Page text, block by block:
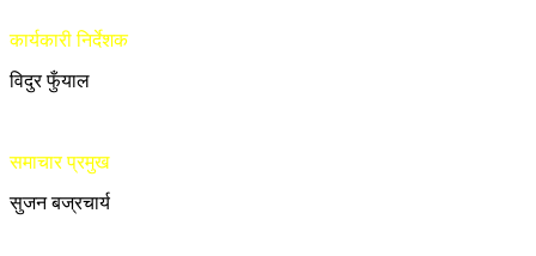
कार्यकारी निर्देशक
विदुर फुँयाल
समाचार प्रमुख
सुजन बज्रचार्य